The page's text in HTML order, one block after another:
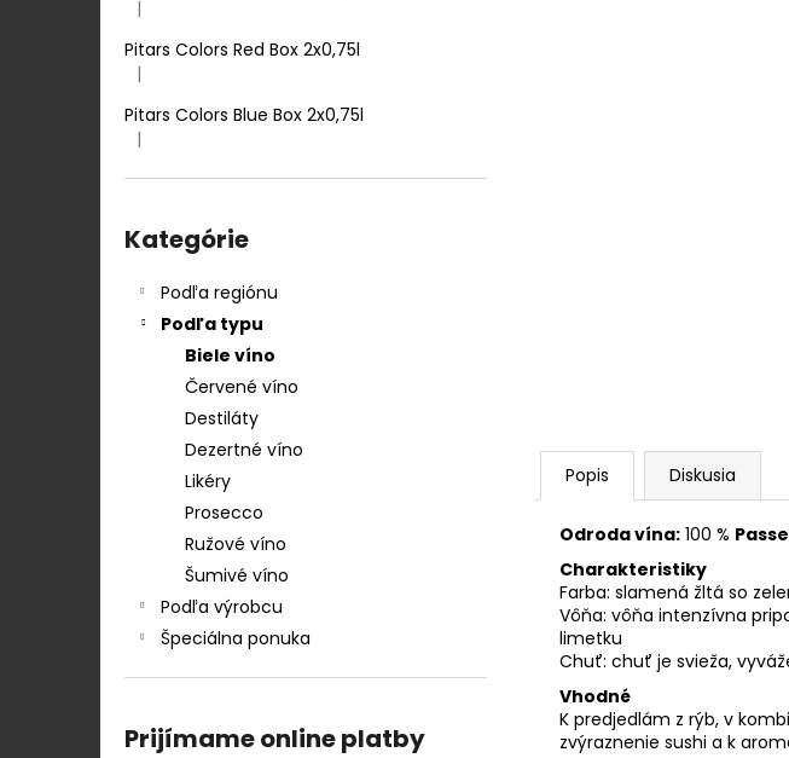
Hodnotenie produktu je 5 z 5 hviezdičiek.
|
Pitars Colors Red Box 2x0,75l
Hodnotenie produktu je 5 z 5 hviezdičiek.
|
Pitars Colors Blue Box 2x0,75l
Hodnotenie produktu je 5 z 5 hviezdičiek.
|
kategórie
Kategórie
Podľa regiónu
Podľa typu
Biele víno
Červené víno
Destiláty
Dezertné víno
Likéry
Prosecco
Ružové víno
Šumivé víno
Podľa výrobcu
Špeciálna ponuka
Prijímame online platby
Popis Diskusia
Odroda vína: 100 %
Charakteristiky
Farba: slamená žltá so
Vôňa: vôňa intenzívna
limetku
Chuť: chuť je svieža,
Vhodné
K predjedlám z rýb, v
zvýraznenie sushi a k
TENUTA ULISSE PECORINO TERRE D
´ABRUZZO IGP 0,75 L
12,50 €